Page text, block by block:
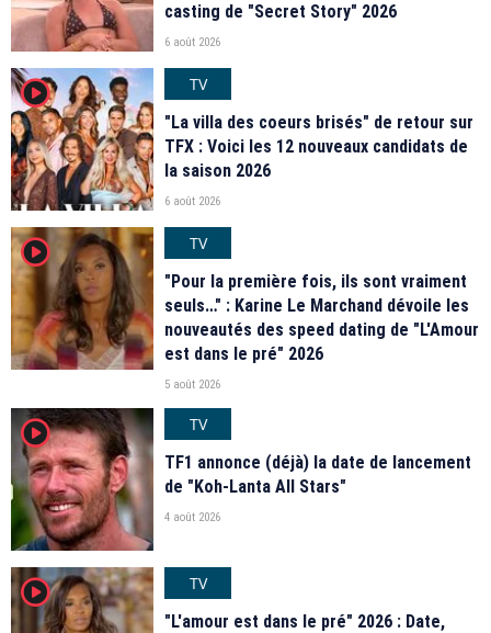
casting de "Secret Story" 2026
6 août 2026
player2
TV
"La villa des coeurs brisés" de retour sur
TFX : Voici les 12 nouveaux candidats de
la saison 2026
6 août 2026
player2
TV
"Pour la première fois, ils sont vraiment
seuls…" : Karine Le Marchand dévoile les
nouveautés des speed dating de "L'Amour
est dans le pré" 2026
5 août 2026
player2
TV
TF1 annonce (déjà) la date de lancement
de "Koh-Lanta All Stars"
4 août 2026
player2
TV
"L'amour est dans le pré" 2026 : Date,